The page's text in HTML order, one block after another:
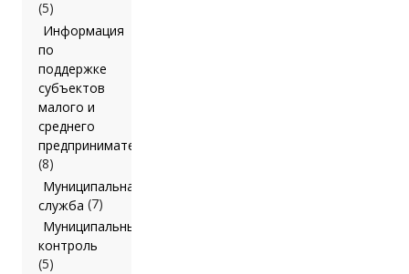
(5)
Информация
по
поддержке
субъектов
малого и
среднего
предпринимательства
(8)
Муниципальная
служба (7)
Муниципальный
контроль
(5)